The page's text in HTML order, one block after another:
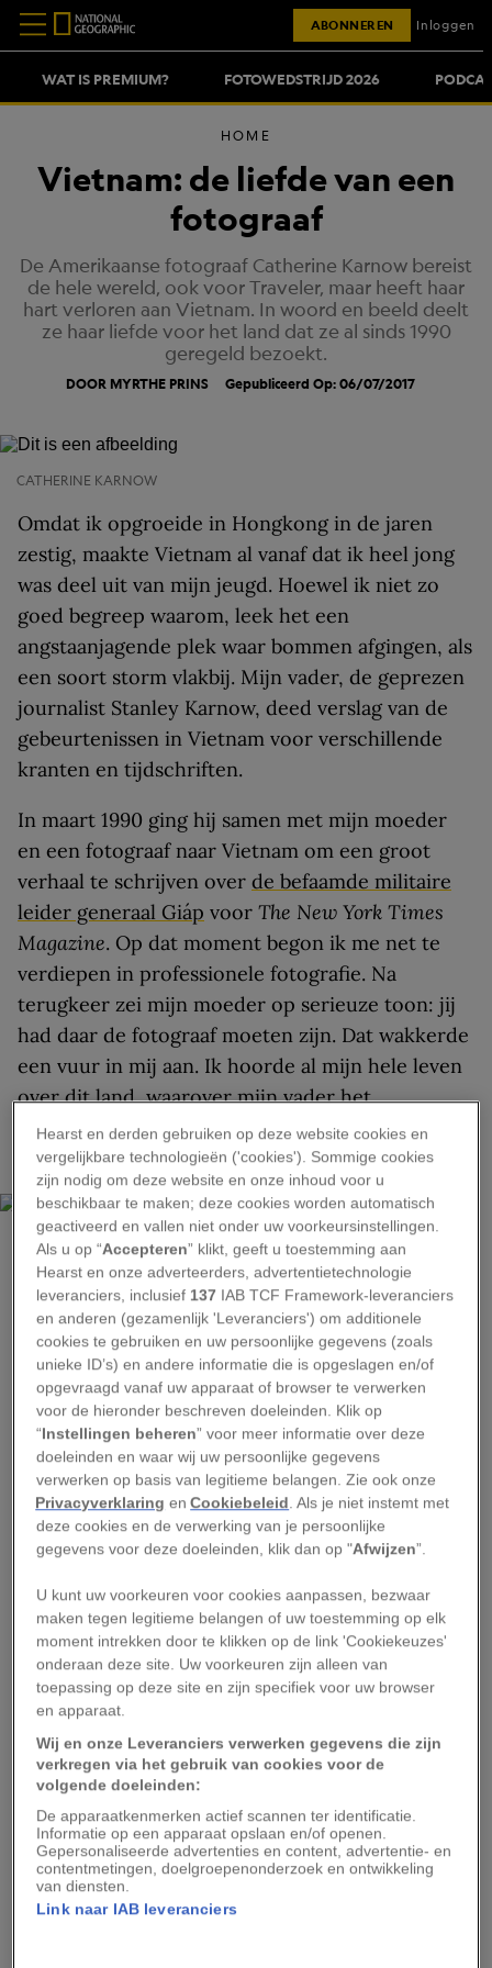
WAT IS PREMIUM? FOTOWEDSTRIJD 2026
ABONNEREN Inloggen
HOME
Vietnam: de liefde van een
fotograaf
De Amerikaanse fotograaf Catherine Karnow bereist
de hele wereld, ook voor Traveler, maar heeft haar
hart verloren aan Vietnam. In woord en beeld deelt
ze haar liefde voor het land dat ze al sinds 1990
geregeld bezoekt.
DOOR MYRTHE PRINS Gepubliceerd Op: 06/07/2017
CATHERINE KARNOW
Omdat ik opgroeide in Hongkong in de jaren
zestig, maakte Vietnam al vanaf dat ik heel jong
was deel uit van mijn jeugd. Hoewel ik niet zo
goed begreep waarom, leek het een
angstaanjagende plek waar bommen afgingen, als
een soort storm vlakbij. Mijn vader, de geprezen
journalist Stanley Karnow, deed verslag van de
gebeurtenissen in Vietnam voor verschillende
kranten en tijdschriften.
In maart 1990 ging hij samen met mijn moeder
en een fotograaf naar Vietnam om een groot
verhaal te schrijven over de befaamde militaire
leider generaal Giáp voor The New York Times
Magazine. Op dat moment begon ik me net te
verdiepen in professionele fotografie. Na
terugkeer zei mijn moeder op serieuze toon: jij
had daar de fotograaf moeten zijn. Dat wakkerde
een vuur in mij aan. Ik hoorde al mijn hele leven
over dit land, waarover mijn vader het
succesvolleVietnam: A Historyhad geschreven,
maar was er zelf nog nooit geweest.
CATHERINE KARNOW
De chic van Saigon – locals, expats, zakenlui­ en reizigers – komen samen in
Chill Sky Bar, de coolste nachtclub van de stad op de 26ste en 27ste etage
van een wolkenkrabber (ca. 2011).
Een paar maanden later ontmoette ik in een
tempel in Sydney in Australië een Vietnamese
man met wie ik bevriend raakte. Hij vertelde me
dat hij binnenkort voor het eerst zou terugkeren
naar zijn thuisland nadat hij in de jaren zeventig
was vertrokken, en hij vroeg me of ik hem wilde
vergezellen. Dat zag ik als een ultieme kans: ik
had de intentie al, maar nu ook de mogelijkheid
in de vorm van die uitnodiging. Ik besloot dat dit
het moment was om eindelijk invulling te geven
aan mijn eerste grote fotoproject.
Mijn eerste reis naar Vietnam was fascinerend –
binnen de eerste vijf minuten verloor ik mijn
hart aan het land. Voor een fotograaf is het een
geweldige plek, het land is zo fotogeniek. In de
jaren negentig had je van die brede, lege straten
Hearst en derden gebruiken op deze website cookies en
vergelijkbare technologieën ('cookies'). Sommige cookies
zijn nodig om deze website en onze inhoud voor u
beschikbaar te maken; deze cookies worden automatisch
geactiveerd en vallen niet onder uw voorkeursinstellingen.
Als u op “Accepteren” klikt, geeft u toestemming aan
Hearst en onze adverteerders, advertentietechnologie
leveranciers, inclusief 137 IAB TCF Framework-leveranciers
en anderen (gezamenlijk 'Leveranciers') om additionele
cookies te gebruiken en uw persoonlijke gegevens (zoals
unieke ID’s) en andere informatie die is opgeslagen en/of
opgevraagd vanaf uw apparaat of browser te verwerken
voor de hieronder beschreven doeleinden. Klik op
“Instellingen beheren” voor meer informatie over deze
doeleinden en waar wij uw persoonlijke gegevens
verwerken op basis van legitieme belangen. Zie ook onze
Privacyverklaring enCookiebeleid. Als je niet instemt met
deze cookies en de verwerking van je persoonlijke
gegevens voor deze doeleinden, klik dan op "Afwijzen”.
U kunt uw voorkeuren voor cookies aanpassen, bezwaar
maken tegen legitieme belangen of uw toestemming op elk
moment intrekken door te klikken op de link 'Cookiekeuzes'
onderaan deze site. Uw voorkeuren zijn alleen van
toepassing op deze site en zijn specifiek voor uw browser
en apparaat.
Wij en onze Leveranciers verwerken gegevens die zijn
verkregen via het gebruik van cookies voor de
volgende doeleinden:
De apparaatkenmerken actief scannen ter identificatie.
Informatie op een apparaat opslaan en/of openen.
Gepersonaliseerde advertenties en content, advertentie- en
contentmetingen, doelgroepenonderzoek en ontwikkeling
van diensten.
Link naar IAB leveranciers